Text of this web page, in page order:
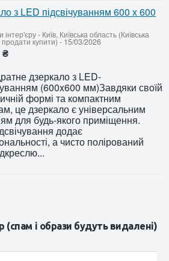
з LED підсвічуванням 600 х 600
інтер'єру- Київ, Київська область (Київська
продати купити)- 15/03/2026
₴
дзеркало з LED-
(600x600 мм)Завдяки своїй
формі та компактним
це дзеркало є універсальним
для будь-якого приміщення.
додає
а чисто полірований
(спам і образи будуть видалені)